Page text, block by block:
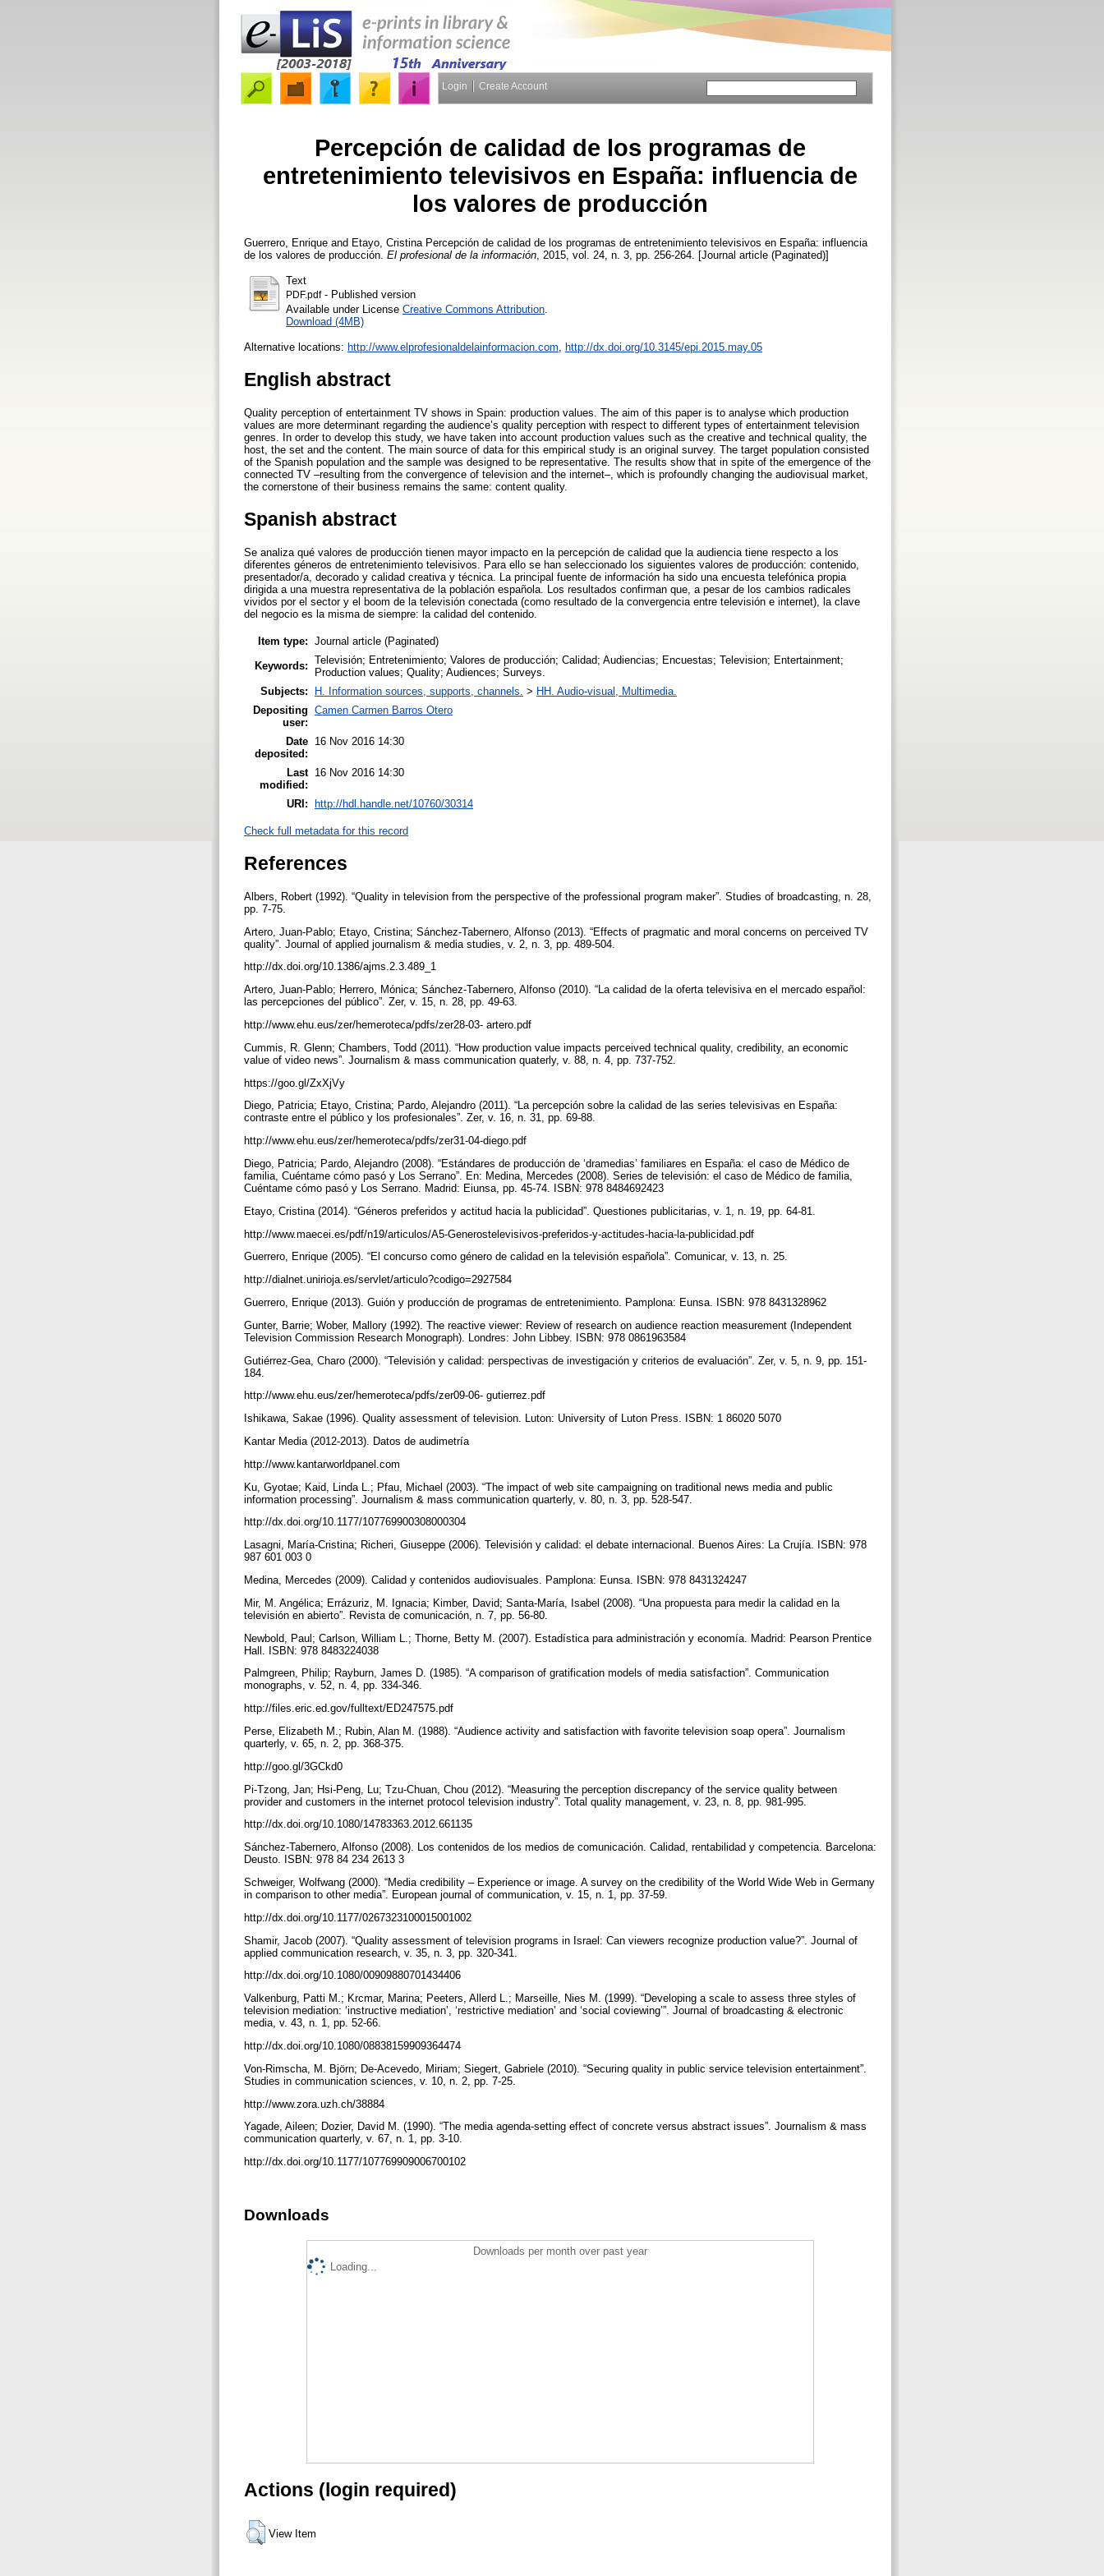
Login Create Account
Percepción de calidad de los programas de
entretenimiento televisivos en España: influencia de
los valores de producción
Guerrero, Enrique and Etayo, Cristina Percepción de calidad de los programas de entretenimiento televisivos en España: influencia
de los valores de producción. El profesional de la información , 2015, vol. 24, n. 3, pp. 256-264. [Journal article (Paginated)]
Text
PDF.pdf- Published version
Available under License Creative Commons Attribution
Download (4MB)
Alternative locations: http://www.elprofesionaldelainformacion.com http://dx.doi.org/10.3145/epi.2015.may.05
English abstract
Quality perception of entertainment TV shows in Spain: production values. The aim of this paper is to analyse which production
values are more determinant regarding the audience’s quality perception with respect to different types of entertainment television
genres. In order to develop this study, we have taken into account production values such as the creative and technical quality, the
host, the set and the content. The main source of data for this empirical study is an original survey. The target population consisted
of the Spanish population and the sample was designed to be representative. The results show that in spite of the emergence of the
connected TV –resulting from the convergence of television and the internet–, which is profoundly changing the audiovisual market,
the cornerstone of their business remains the same: content quality.
Spanish abstract
Se analiza qué valores de producción tienen mayor impacto en la percepción de calidad que la audiencia tiene respecto a los
diferentes géneros de entretenimiento televisivos. Para ello se han seleccionado los siguientes valores de producción: contenido,
presentador/a, decorado y calidad creativa y técnica. La principal fuente de información ha sido una encuesta telefónica propia
dirigida a una muestra representativa de la población española. Los resultados confirman que, a pesar de los cambios radicales
vividos por el sector y el boom de la televisión conectada (como resultado de la convergencia entre televisión e internet), la clave
del negocio es la misma de siempre: la calidad del contenido.
Item type: Journal article (Paginated)
Keywords: Televisión; Entretenimiento; Valores de producción; Calidad; Audiencias; Encuestas; Television; Entertainment;
Production values; Quality; Audiences; Surveys.
Subjects:
H. Information sources, supports, channels. > HH. Audio-visual, Multimedia.
Depositing
user:
Camen Carmen Barros Otero
Date
deposited:
16 Nov 2016 14:30
Last
modified:
16 Nov 2016 14:30
URI: http://hdl.handle.net/10760/30314
Check full metadata for this record
References
Albers, Robert (1992). “Quality in television from the perspective of the professional program maker”. Studies of broadcasting, n. 28,
pp. 7-75.
Artero, Juan-Pablo; Etayo, Cristina; Sánchez-Tabernero, Alfonso (2013). “Effects of pragmatic and moral concerns on perceived TV
quality”. Journal of applied journalism & media studies, v. 2, n. 3, pp. 489-504.
http://dx.doi.org/10.1386/ajms.2.3.489_1
Artero, Juan-Pablo; Herrero, Mónica; Sánchez-Tabernero, Alfonso (2010). “La calidad de la oferta televisiva en el mercado español:
las percepciones del público”. Zer, v. 15, n. 28, pp. 49-63.
http://www.ehu.eus/zer/hemeroteca/pdfs/zer28-03- artero.pdf
Cummis, R. Glenn; Chambers, Todd (2011). “How production value impacts perceived technical quality, credibility, an economic
value of video news”. Journalism & mass communication quaterly, v. 88, n. 4, pp. 737-752.
https://goo.gl/ZxXjVy
Diego, Patricia; Etayo, Cristina; Pardo, Alejandro (2011). “La percepción sobre la calidad de las series televisivas en España:
contraste entre el público y los profesionales”. Zer, v. 16, n. 31, pp. 69-88.
http://www.ehu.eus/zer/hemeroteca/pdfs/zer31-04-diego.pdf
Diego, Patricia; Pardo, Alejandro (2008). “Estándares de producción de ‘dramedias’ familiares en España: el caso de Médico de
familia, Cuéntame cómo pasó y Los Serrano”. En: Medina, Mercedes (2008). Series de televisión: el caso de Médico de familia,
Cuéntame cómo pasó y Los Serrano. Madrid: Eiunsa, pp. 45-74. ISBN: 978 8484692423
Etayo, Cristina (2014). “Géneros preferidos y actitud hacia la publicidad”. Questiones publicitarias, v. 1, n. 19, pp. 64-81.
http://www.maecei.es/pdf/n19/articulos/A5-Generostelevisivos-preferidos-y-actitudes-hacia-la-publicidad.pdf
Guerrero, Enrique (2005). “El concurso como género de calidad en la televisión española”. Comunicar, v. 13, n. 25.
http://dialnet.unirioja.es/servlet/articulo?codigo=2927584
Guerrero, Enrique (2013). Guión y producción de programas de entretenimiento. Pamplona: Eunsa. ISBN: 978 8431328962
Gunter, Barrie; Wober, Mallory (1992). The reactive viewer: Review of research on audience reaction measurement (Independent
Television Commission Research Monograph). Londres: John Libbey. ISBN: 978 0861963584
Gutiérrez-Gea, Charo (2000). “Televisión y calidad: perspectivas de investigación y criterios de evaluación”. Zer, v. 5, n. 9, pp. 151-
184.
http://www.ehu.eus/zer/hemeroteca/pdfs/zer09-06- gutierrez.pdf
Ishikawa, Sakae (1996). Quality assessment of television. Luton: University of Luton Press. ISBN: 1 86020 5070
Kantar Media (2012-2013). Datos de audimetría
http://www.kantarworldpanel.com
Ku, Gyotae; Kaid, Linda L.; Pfau, Michael (2003). “The impact of web site campaigning on traditional news media and public
information processing”. Journalism & mass communication quarterly, v. 80, n. 3, pp. 528-547.
http://dx.doi.org/10.1177/107769900308000304
Lasagni, María-Cristina; Richeri, Giuseppe (2006). Televisión y calidad: el debate internacional. Buenos Aires: La Crujía. ISBN: 978
987 601 003 0
Medina, Mercedes (2009). Calidad y contenidos audiovisuales. Pamplona: Eunsa. ISBN: 978 8431324247
Mir, M. Angélica; Errázuriz, M. Ignacia; Kimber, David; Santa-María, Isabel (2008). “Una propuesta para medir la calidad en la
televisión en abierto”. Revista de comunicación, n. 7, pp. 56-80.
Newbold, Paul; Carlson, William L.; Thorne, Betty M. (2007). Estadística para administración y economía. Madrid: Pearson Prentice
Hall. ISBN: 978 8483224038
Palmgreen, Philip; Rayburn, James D. (1985). “A comparison of gratification models of media satisfaction”. Communication
monographs, v. 52, n. 4, pp. 334-346.
http://files.eric.ed.gov/fulltext/ED247575.pdf
Perse, Elizabeth M.; Rubin, Alan M. (1988). “Audience activity and satisfaction with favorite television soap opera”. Journalism
quarterly, v. 65, n. 2, pp. 368-375.
http://goo.gl/3GCkd0
Pi-Tzong, Jan; Hsi-Peng, Lu; Tzu-Chuan, Chou (2012). “Measuring the perception discrepancy of the service quality between
provider and customers in the internet protocol television industry”. Total quality management, v. 23, n. 8, pp. 981-995.
http://dx.doi.org/10.1080/14783363.2012.661135
Sánchez-Tabernero, Alfonso (2008). Los contenidos de los medios de comunicación. Calidad, rentabilidad y competencia. Barcelona:
Deusto. ISBN: 978 84 234 2613 3
Schweiger, Wolfwang (2000). “Media credibility – Experience or image. A survey on the credibility of the World Wide Web in Germany
in comparison to other media”. European journal of communication, v. 15, n. 1, pp. 37-59.
http://dx.doi.org/10.1177/0267323100015001002
Shamir, Jacob (2007). “Quality assessment of television programs in Israel: Can viewers recognize production value?”. Journal of
applied communication research, v. 35, n. 3, pp. 320-341.
http://dx.doi.org/10.1080/00909880701434406
Valkenburg, Patti M.; Krcmar, Marina; Peeters, Allerd L.; Marseille, Nies M. (1999). “Developing a scale to assess three styles of
television mediation: ‘instructive mediation’, ‘restrictive mediation’ and ‘social coviewing’”. Journal of broadcasting & electronic
media, v. 43, n. 1, pp. 52-66.
http://dx.doi.org/10.1080/08838159909364474
Von-Rimscha, M. Björn; De-Acevedo, Miriam; Siegert, Gabriele (2010). “Securing quality in public service television entertainment”.
Studies in communication sciences, v. 10, n. 2, pp. 7-25.
http://www.zora.uzh.ch/38884
Yagade, Aileen; Dozier, David M. (1990). “The media agenda-setting effect of concrete versus abstract issues”. Journalism & mass
communication quarterly, v. 67, n. 1, pp. 3-10.
http://dx.doi.org/10.1177/107769909006700102
Downloads
Downloads per month over past year
Loading...
Actions (login required)
View Item